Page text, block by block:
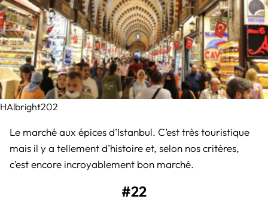
HAlbright202
Le marché aux épices d’Istanbul. C’est très touristique
mais il y a tellement d’histoire et, selon nos critères,
c’est encore incroyablement bon marché.
#22